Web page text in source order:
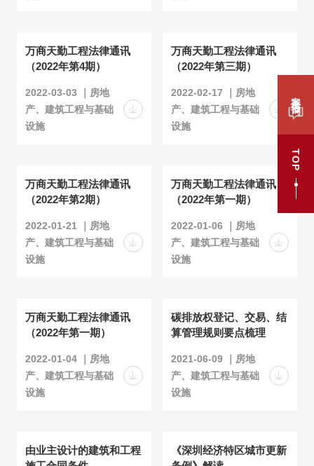
TOP
万商天勤工程法律通讯
（2022年第4期）
2022-03-03 ｜房地
产、建筑工程与基础
设施
万商天勤工程法律通讯
（2022年第三期）
2022-02-17 ｜房地
产、建筑工程与基础
设施
万商天勤工程法律通讯
（2022年第2期）
2022-01-21 ｜房地
产、建筑工程与基础
设施
万商天勤工程法律通讯
（2022年第一期）
2022-01-06 ｜房地
产、建筑工程与基础
设施
万商天勤工程法律通讯
（2022年第一期）
2022-01-04 ｜房地
产、建筑工程与基础
设施
碳排放权登记、交易、结
算管理规则要点梳理
2021-06-09 ｜房地
产、建筑工程与基础
设施
由业主设计的建筑和工程
《深圳经济特区城市更新